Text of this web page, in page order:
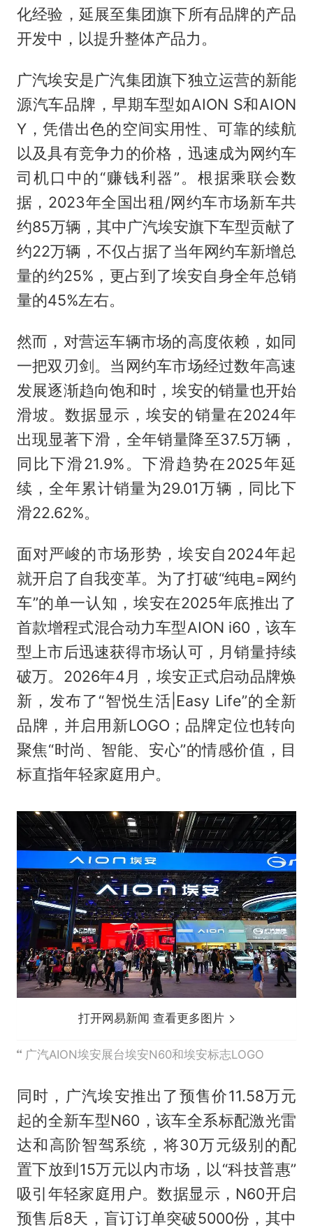
化经验，延展至集团旗下所有品牌的产品
开发中，以提升整体产品力。
广汽埃安是广汽集团旗下独立运营的新能
源汽车品牌，早期车型如AION S和AION
Y，凭借出色的空间实用性、可靠的续航
以及具有竞争力的价格，迅速成为网约车
司机口中的“赚钱利器”。根据乘联会数
据，2023年全国出租/网约车市场新车共
约85万辆，其中广汽埃安旗下车型贡献了
约22万辆，不仅占据了当年网约车新增总
量的约25%，更占到了埃安自身全年总销
量的45%左右。
然而，对营运车辆市场的高度依赖，如同
一把双刃剑。当网约车市场经过数年高速
发展逐渐趋向饱和时，埃安的销量也开始
滑坡。数据显示，埃安的销量在2024年
出现显著下滑，全年销量降至37.5万辆，
同比下滑21.9%。下滑趋势在2025年延
续，全年累计销量为29.01万辆，同比下
滑22.62%。
面对严峻的市场形势，埃安自2024年起
就开启了自我变革。为了打破“纯电=网约
车”的单一认知，埃安在2025年底推出了
首款增程式混合动力车型AION i60，该车
型上市后迅速获得市场认可，月销量持续
破万。2026年4月，埃安正式启动品牌焕
新，发布了“智悦生活|Easy Life”的全新
品牌，并启用新LOGO；品牌定位也转向
聚焦“时尚、智能、安心”的情感价值，目
标直指年轻家庭用户。
打开网易新闻 查看更多图片
广汽AION埃安展台埃安N60和埃安标志LOGO
同时，广汽埃安推出了预售价11.58万元
起的全新车型N60，该车全系标配激光雷
达和高阶智驾系统，将30万元级别的配
置下放到15万元以内市场，以“科技普惠”
吸引年轻家庭用户。数据显示，N60开启
预售后8天，盲订订单突破5000份，其中